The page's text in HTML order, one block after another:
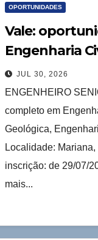
OPORTUNIDADES
Vale:
Engenharia
JUL 30, 2026
ENGENHEIRO
completo em
Geológica,
Localidade:
inscrição: de 29/07/
mais...